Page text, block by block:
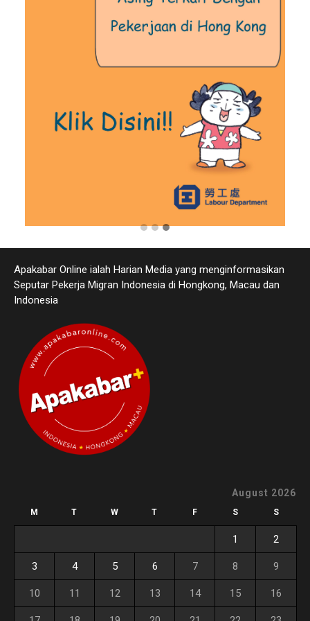
Apakabar Online ialah Harian Media yang menginformasikan
Seputar Pekerja Migran Indonesia di Hongkong, Macau dan
Indonesia
August 2026
M T W T F S S
1 2
3 4 5 6 7 8 9
10 11 12 13 14 15 16